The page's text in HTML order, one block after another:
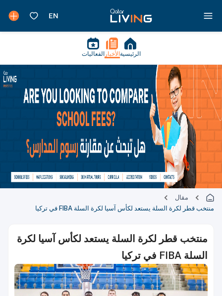
الرئيسية الأخبار الفعاليات
مقال
منتخب قطر لكرة السلة يستعد لكأس آسيا لكرة السلة FIBA في تركيا
منتخب قطر لكرة السلة يستعد لكأس آسيا لكرة
السلة FIBA في تركيا